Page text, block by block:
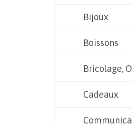
Bijoux
Boissons
Bricolage,
Cadeaux